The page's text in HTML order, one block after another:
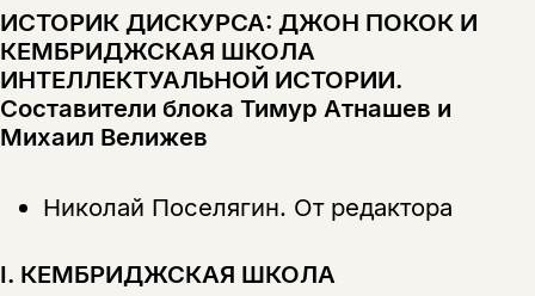
ИСТОРИК ДИСКУРСА: ДЖОН ПОКОК И
КЕМБРИДЖСКАЯ ШКОЛА
ИНТЕЛЛЕКТУАЛЬНОЙ ИСТОРИИ.
Составители блока Тимур Атнашев и
Михаил Велижев
Николай Поселягин. От редактора
I. КЕМБРИДЖСКАЯ ШКОЛА